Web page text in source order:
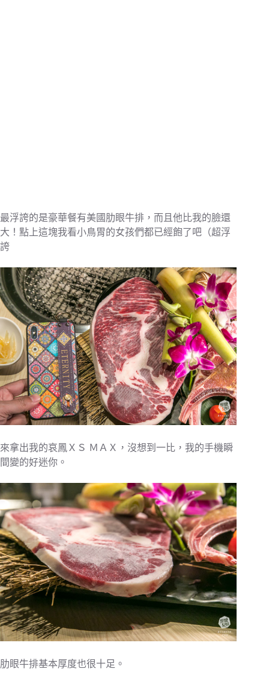
最浮誇的是豪華餐有美國肋眼牛排，而且他比我的臉還
大！點上這塊我看小鳥胃的女孩們都已經飽了吧（超浮
誇
來拿出我的哀鳳ＸＳ ＭＡＸ，沒想到一比，我的手機瞬
間變的好迷你。
肋眼牛排基本厚度也很十足。